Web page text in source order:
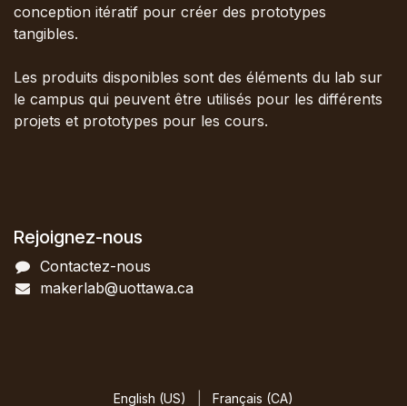
conception itératif pour créer des prototypes
tangibles.
Les produits disponibles sont des éléments du lab sur
le campus qui peuvent être utilisés pour les différents
projets et prototypes pour les cours.
Rejoignez-nous
Contactez-nous
makerlab@uottawa.ca
English (US) Français (CA)